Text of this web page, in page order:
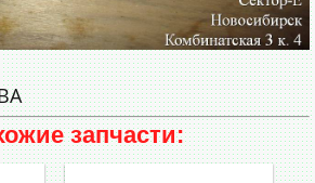
запчасти: